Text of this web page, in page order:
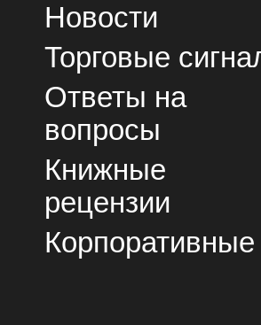
Новости
Торговые
Ответы на
вопросы
Книжные
рецензии
Корпоративные